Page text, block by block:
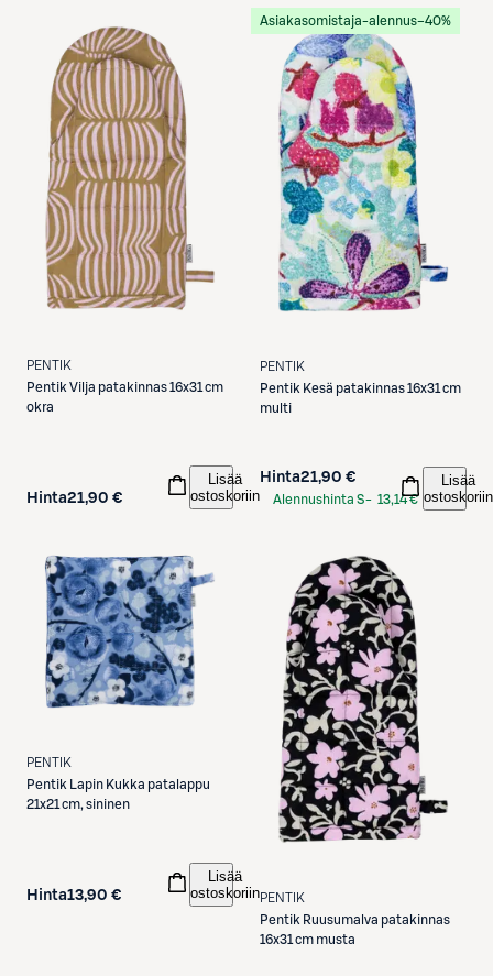
PENTIK
Pentik Vilja patakinnas 16x31 cm
okra
Hinta21,90 €
Lisää
ostoskoriin
Asiakasomistaja-alennus−40%
PENTIK
Pentik Kesä patakinnas 16x31 cm
multi
Hinta21,90 €
Alennushinta S- 13,14 €
Lisää
ostoskoriin
PENTIK
Pentik
Lapin Kukka patalappu
21x21 cm, sininen
Hinta13,90 €
Lisää
ostoskoriin PENTIK
Pentik Ruusumalva patakinnas
16x31 cm musta